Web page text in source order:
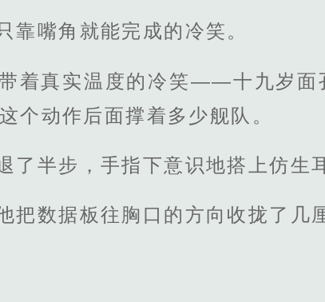
靠嘴角就能完成的冷笑。
着真实温度的冷笑——十九岁面
个动作后面撑着多少舰队。
了半步，手指下意识地搭上仿生
把数据板往胸口的方向收拢了几